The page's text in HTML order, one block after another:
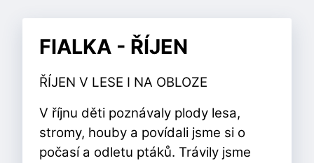
FIALKA - ŘÍJEN
ŘÍJEN V LESE I NA OBLOZE
V říjnu děti poznávaly plody lesa,
stromy, houby a povídali jsme si o
počasí a odletu ptáků. Trávily jsme